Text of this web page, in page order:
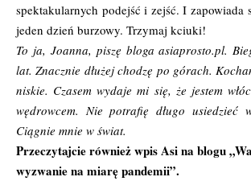
spektakularnych podejść i zejść. I zapowiada
jeden dzień burzowy. Trzymaj kciuki!
To ja, Joanna, piszę bloga asiaprosto.pl.
lat. Znacznie dłużej chodzę po górach.
niskie. Czasem wydaje mi się, że jestem
wędrowcem. Nie potrafię długo usiedzieć
Ciągnie mnie w świat.
Przeczytajcie również wpis Asi na blogu
wyzwanie na miarę pandemii”.